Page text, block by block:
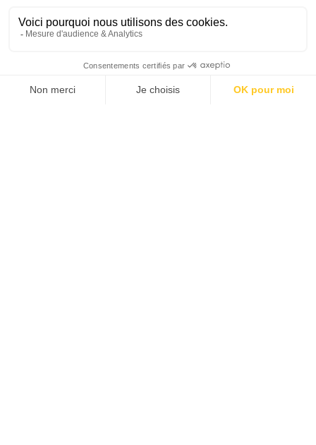
d'activité, une approche
par la somme des parties
est plus typique car elle
compte les spécificités